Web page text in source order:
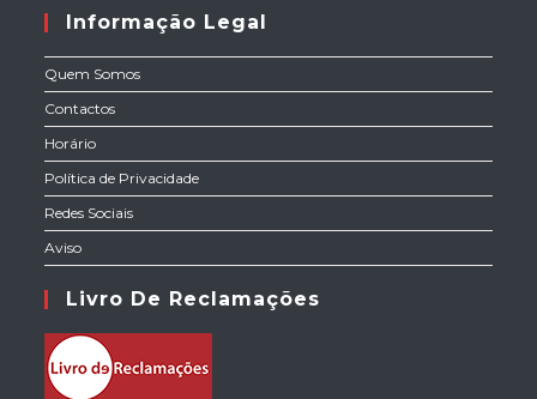
Informação Legal
Quem Somos
Contactos
Horário
Política de Privacidade
Redes Sociais
Aviso
Livro De Reclamações